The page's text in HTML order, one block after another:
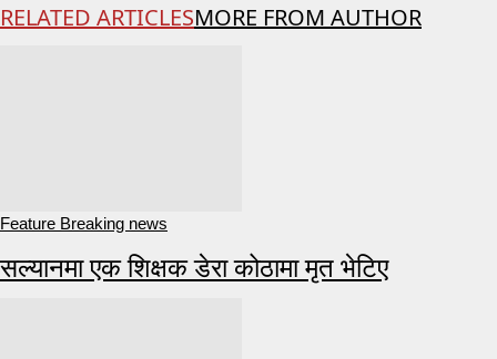
RELATED ARTICLESMORE FROM AUTHOR
Feature Breaking news
सल्यानमा एक शिक्षक डेरा कोठामा मृत भेटिए